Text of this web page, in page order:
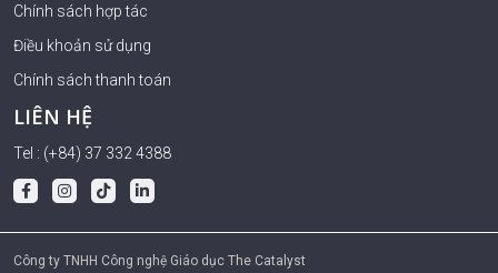
Chính sách hợp tác
Điều khoản sử dụng
Chính sách thanh toán
LIÊN HỆ
Tel : (+84) 37 332 4388
Công ty TNHH Công nghệ Giáo dục The Catalyst